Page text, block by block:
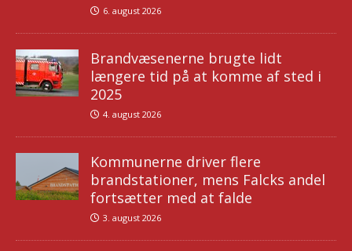
6. august 2026
Brandvæsenerne brugte lidt
længere tid på at komme af sted i
2025
4. august 2026
Kommunerne driver flere
brandstationer, mens Falcks andel
fortsætter med at falde
3. august 2026